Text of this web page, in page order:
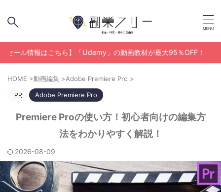
はこちら】「Udemy」の動画教材が最大95％OFF！
HOME >動画編集 >Adobe Premiere Pro >
Adobe Premiere Pro
Premiere Proの使い方！初心者向けの編集方
法をわかりやすく解説！
2026-08-09